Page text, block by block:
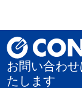
お問い合わせ
たします